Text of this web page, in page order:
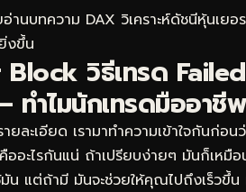
านบทความ DAX วิเคราะห์ดัชนีหุ้นเย
งขึ้น
วิธีเทรด
ทำไมนักเทรดมืออา
ายละเอียด เรามาทำความเข้าใจกัน
ออะไรกันแน่ ถ้าเปรียบง่ายๆ มันก็เห
มัน แต่ถ้ามี มันจะช่วยให้คุณไปถึงเร็วขึ้